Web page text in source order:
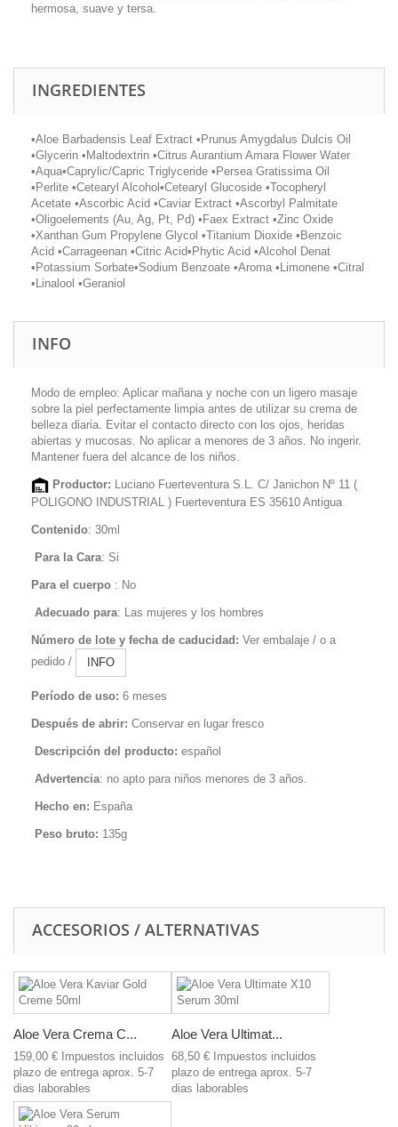
hermosa, suave y tersa.
INGREDIENTES
•Aloe Barbadensis Leaf Extract •Prunus Amygdalus Dulcis Oil
•Glycerin •Maltodextrin •Citrus Aurantium Amara Flower Water
•Aqua•Caprylic/Capric Triglyceride •Persea Gratissima Oil
•Perlite •Cetearyl Alcohol•Cetearyl Glucoside •Tocopheryl
Acetate •Ascorbic Acid •Caviar Extract •Ascorbyl Palmitate
•Oligoelements (Au, Ag, Pt, Pd) •Faex Extract •Zinc Oxide
•Xanthan Gum Propylene Glycol •Titanium Dioxide •Benzoic
Acid •Carrageenan •Citric Acid•Phytic Acid •Alcohol Denat
•Potassium Sorbate•Sodium Benzoate •Aroma •Limonene •Citral
•Linalool •Geraniol
INFO
Modo de empleo: Aplicar mañana y noche con un ligero masaje
sobre la piel perfectamente limpia antes de utilizar su crema de
belleza diaria. Evitar el contacto directo con los ojos, heridas
abiertas y mucosas. No aplicar a menores de 3 años. No ingerir.
Mantener fuera del alcance de los niños.
Productor: Luciano Fuerteventura S.L. C/ Janichon Nº 11 (
POLIGONO INDUSTRIAL ) Fuerteventura ES 35610 Antigua
Contenido: 30ml
Para la Cara: Si
Para el cuerpo : No
Adecuado para: Las mujeres y los hombres
Número de lote y fecha de caducidad: Ver embalaje / o a
pedido /
INFO
Período de uso: 6 meses
Después de abrir: Conservar en lugar fresco
Descripción del producto: español
Advertencia: no apto para niños menores de 3 años
Hecho en: España
Peso bruto: 135g
ACCESORIOS / ALTERNATIVAS
Aloe Vera Crema C...
159,00 € Impuestos incluidos
plazo de entrega aprox. 5-7
dias laborables
Aloe Vera Ultimat...
68,50 € Impuestos incluidos
plazo de entrega aprox. 5-7
dias laborables